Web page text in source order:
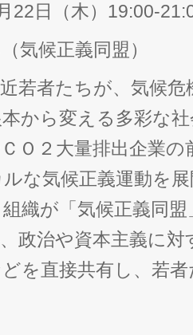
22日（木）19:00-
気候正義同盟）
若者たちが、気候
から変える多彩な
Ｏ２大量排出企業
な気候正義運動を
織が「気候正義同
政治や資本主義に
を直接共有し、若